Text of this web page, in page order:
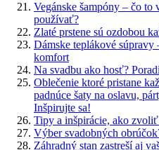
Vegánske šampóny – čo to
používať?
Zlaté prstene sú ozdobou
Dámske teplákové súpravy
komfort
Na svadbu ako hosť?
Oblečenie ktoré pristane
padnúce šaty na oslavu,
Inšpirujte sa!
Tipy a inšpirácie, ako
Výber svadobných
Záhradný stan zastreší aj